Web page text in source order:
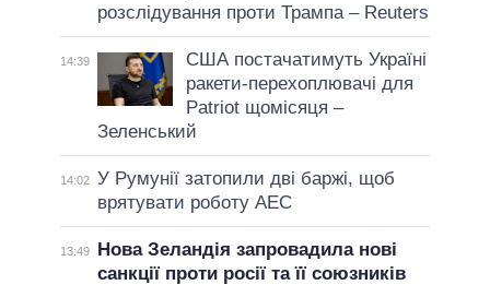
розслідування проти Трампа – Reuters
14:39
США постачатимуть Україні
ракети-перехоплювачі для
Patriot щомісяця –
Зеленський
14:02 У Румунії затопили дві баржі, щоб
врятувати роботу АЕС
13:49
Нова Зеландія запровадила нові
санкції проти росії та її союзників